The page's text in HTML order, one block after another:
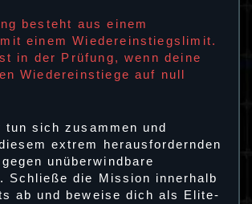
besteht aus einem
einem Wiedereinstiegslimit.
in der Prüfung, wenn deine
Wiedereinstiege auf null
tun sich zusammen und
extrem herausfordernden
unüberwindbare
Schließe die Mission innerhalb
ab und beweise dich als Elite-